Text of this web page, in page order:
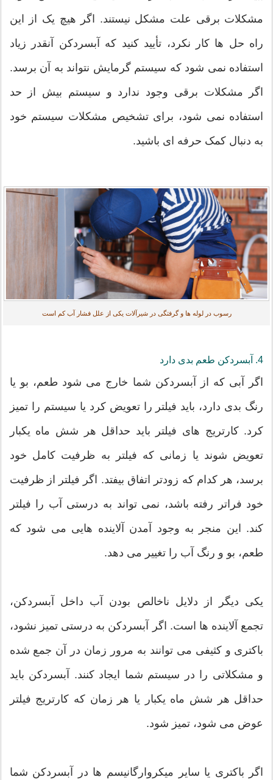
مشکلات برقی علت مشکل نیستند. اگر هیچ یک از این
راه حل ها کار نکرد، تأیید کنید که آبسردکن آنقدر زیاد
استفاده نمی شود که سیستم گرمایش نتواند به آن برسد.
اگر مشکلات برقی وجود ندارد و سیستم بیش از حد
استفاده نمی شود، برای تشخیص مشکلات سیستم خود
به دنبال کمک حرفه ای باشید.
رسوب در لوله ها و گرفتگی در شیرآلات یکی از علل فشار آب کم است
4. آبسردکن طعم بدی دارد
اگر آبی که از آبسردکن شما خارج می شود طعم، بو یا
رنگ بدی دارد، باید فیلتر را تعویض کرد یا سیستم را تمیز
کرد. کارتریج های فیلتر باید حداقل هر شش ماه یکبار
تعویض شوند یا زمانی که فیلتر به ظرفیت کامل خود
برسد، هر کدام که زودتر اتفاق بیفتد. اگر فیلتر از ظرفیت
خود فراتر رفته باشد، نمی تواند به درستی آب را فیلتر
کند. این منجر به وجود آمدن آلاینده هایی می شود که
طعم، بو و رنگ آب را تغییر می دهد.
یکی دیگر از دلایل ناخالص بودن آب داخل آبسردکن،
تجمع آلاینده ها است. اگر آبسردکن به درستی تمیز نشود،
باکتری و کثیفی می توانند به مرور زمان در آن جمع شده
و مشکلاتی را در سیستم شما ایجاد کنند. آبسردکن باید
حداقل هر شش ماه یکبار یا هر زمان که کارتریج فیلتر
عوض می شود، تمیز شود.
اگر باکتری یا سایر میکروارگانیسم ها در آبسردکن شما